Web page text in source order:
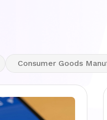
Consumer Goods